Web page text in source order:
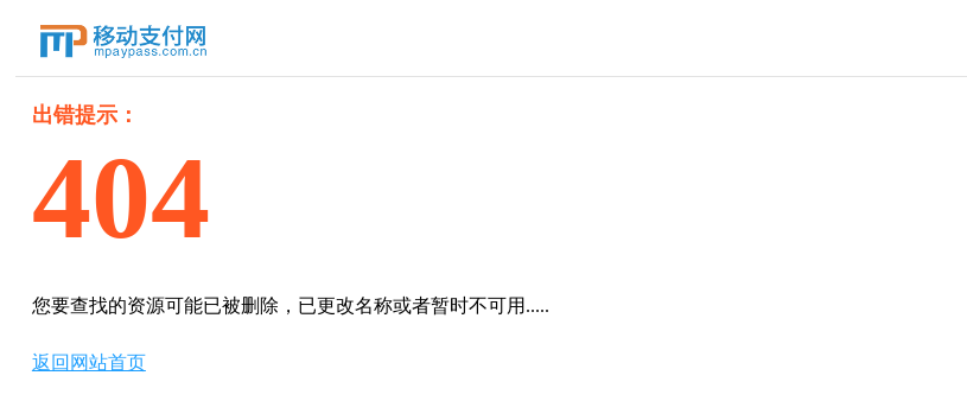
出错提示：
404
您要查找的资源可能已被删除，已更改名称或者暂时不可用.....
返回网站首页